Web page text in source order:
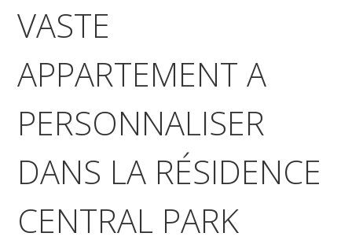
VASTE
APPARTEMENT A
PERSONNALISER
DANS LA RÉSIDENCE
CENTRAL PARK